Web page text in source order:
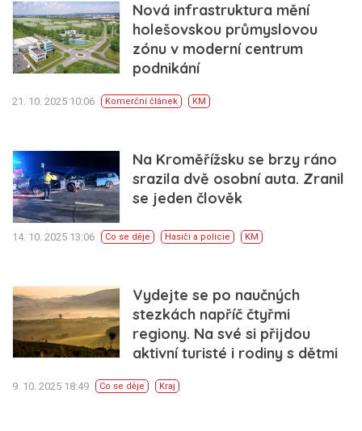
Nová infrastruktura mění
holešovskou průmyslovou
zónu v moderní centrum
podnikání
21. 10. 2025 10:06 Komerční článek KM
Na Kroměřížsku se brzy ráno
srazila dvě osobní auta. Zranil
se jeden člověk
14. 10. 2025 13:06 Co se děje Hasiči a policie KM
Vydejte se po naučných
stezkách napříč čtyřmi
regiony. Na své si přijdou
aktivní turisté i rodiny s dětmi
9. 10. 2025 18:49 Co se děje Kraj